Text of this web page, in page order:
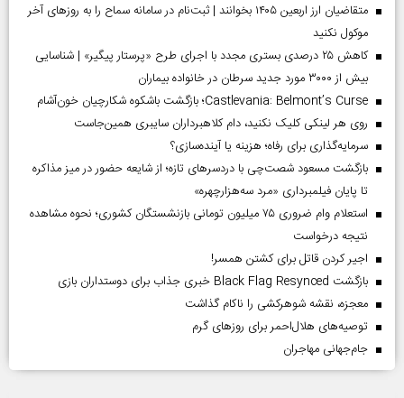
متقاضیان ارز اربعین ۱۴۰۵ بخوانند | ثبت‌نام در سامانه سماح را به روز‌های آخر
موکول نکنید
کاهش ۲۵ درصدی بستری مجدد با اجرای طرح «پرستار پیگیر» | شناسایی
بیش از ۳۰۰۰ مورد جدید سرطان در خانواده بیماران
Castlevania: Belmont’s Curse؛ بازگشت باشکوه شکارچیان خون‌آشام
روی هر لینکی کلیک نکنید، دام کلاهبرداران سایبری همین‌جاست
سرمایه‌گذاری برای رفاه؛ هزینه یا آینده‌سازی؟
بازگشت مسعود شصت‌چی با دردسر‌های تازه؛ از شایعه حضور در میز مذاکره
تا پایان فیلمبرداری «مرد سه‌هزارچهره»
استعلام وام ضروری ۷۵ میلیون تومانی بازنشستگان کشوری؛ نحوه مشاهده
نتیجه درخواست
اجیر کردن قاتل برای کشتن همسر!
بازگشت Black Flag Resynced خبری جذاب برای دوستداران بازی
معجزه، نقشه شوهرکشی را ناکام گذاشت
توصیه‌های هلال‌احمر برای روز‌های گرم
جام‌جهانی مهاجران